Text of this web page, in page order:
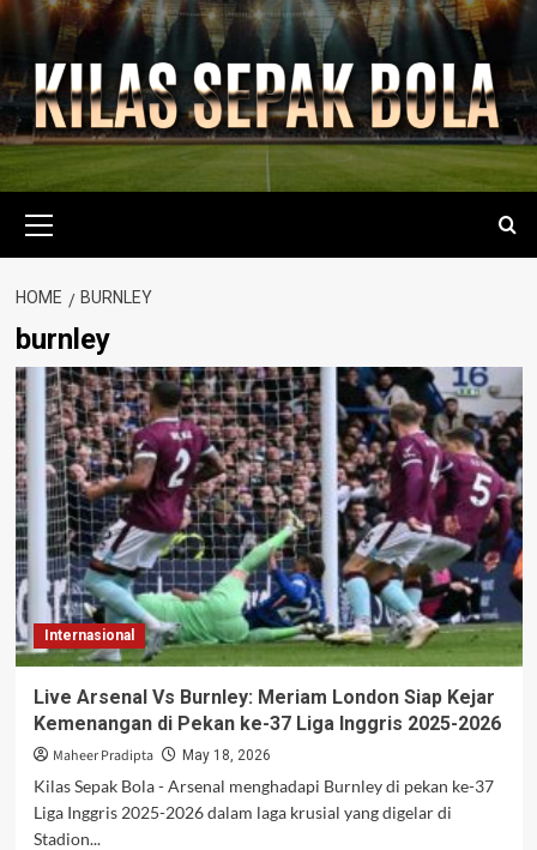
Skip
content
Menu
HOME BURNLEY
burnley
Internasional
Live Arsenal Vs Burnley: Meriam London Siap Kejar
Kemenangan di Pekan ke-37 Liga Inggris 2025-2026
Maheer Pradipta May 18, 2026
Kilas Sepak Bola - Arsenal menghadapi Burnley di pekan ke-37
Liga Inggris 2025-2026 dalam laga krusial yang digelar di
Stadion...